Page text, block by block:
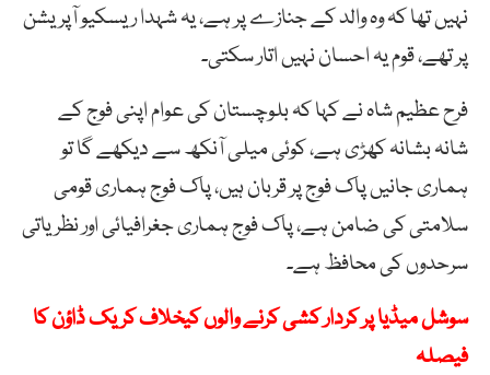
نہیں تھا کہ وہ والد کے جنازے پر ہے، یہ شہدا ریسکیو آپریشن
پر تھے، قوم یہ احسان نہیں اتار سکتی۔
فرح عظیم شاہ نے کہا کہ بلوچستان کی عوام اپنی فوج کے
شانہ بشانہ کھڑی ہے، کوئی میلی آنکھ سے دیکھے گا تو
ہماری جانیں پاک فوج پر قربان ہیں، پاک فوج ہماری قومی
سلامتی کی ضامن ہے، پاک فوج ہماری جغرافیائی اور نظریاتی
سرحدوں کی محافظ ہے۔
سوشل میڈیا پر کردار کشی کرنے والوں کیخلاف کریک ڈاؤن کا
فیصلہ